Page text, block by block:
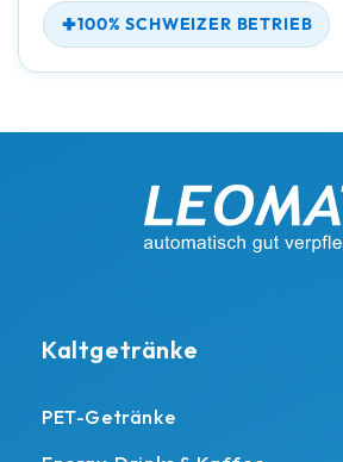
100% SCHWEIZER BETRIEB
Kaltgetränke
PET-Getränke